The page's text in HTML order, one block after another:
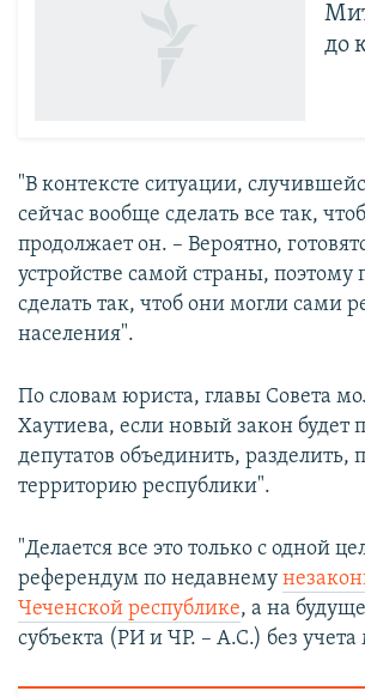
до
"В контексте ситуации,
сейчас вообще сделать все так,
продолжает он. – Вероятно,
устройстве самой страны,
сделать так, чтоб они могли сами
населения".
По словам юриста, главы Совета
Хаутиева, если новый закон будет
депутатов объединить,
территорию республики".
"Делается все это только с одной
референдум по недавнему
Чеченской республике, а на
субъекта (РИ и ЧР. – А.С.) без